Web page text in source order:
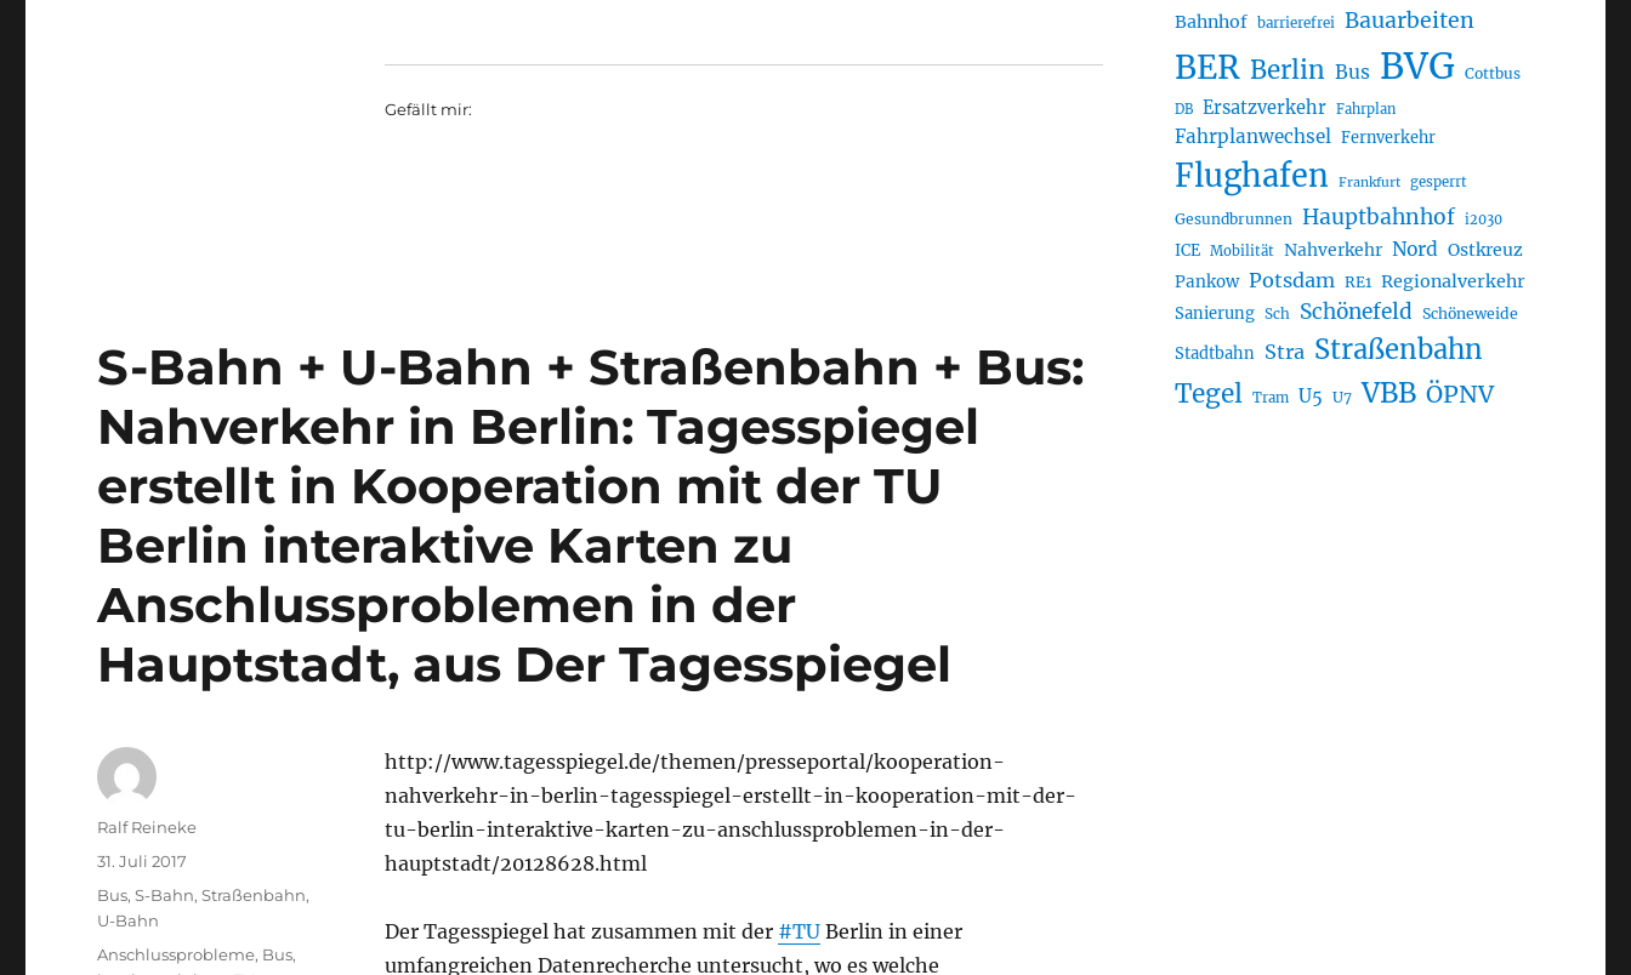
Gefällt mir:
S-Bahn + U-Bahn + Straßenbahn + Bus:
Nahverkehr in Berlin: Tagesspiegel
erstellt in Kooperation mit der TU
Berlin interaktive Karten zu
Anschlussproblemen in der
Hauptstadt, aus Der Tagesspiegel
http://www.tagesspiegel.de/themen/presseportal/kooperation-
nahverkehr-in-berlin-tagesspiegel-erstellt-in-kooperation-mit-der-
tu-berlin-interaktive-karten-zu-anschlussproblemen-in-der-
hauptstadt/20128628.html
Der Tagesspiegel hat zusammen mit der #TUBerlin in einer
umfangreichen Datenrecherche untersucht, wo es welche
Autor
Ralf Reineke
Veröffentlicht
31. Juli 2017
Kategorien
Bus,S-Bahn,Straßenbahn,
U-Bahn
Schlagwörter
Anschlussprobleme, Bus,
Bahnhof barrierefrei Bauarbeiten
BER Berlin Bus BVG Cottbus
DB Ersatzverkehr Fahrplan
Fahrplanwechsel Fernverkehr
Flughafen Frankfurt gesperrt
Gesundbrunnen Hauptbahnhof i2030
ICE Mobilität Nahverkehr Nord Ostkreuz
Pankow Potsdam RE1 Regionalverkehr
Sanierung Sch Schönefeld Schöneweide
Stadtbahn Stra Straßenbahn
Tegel Tram U5 U7 VBB ÖPNV